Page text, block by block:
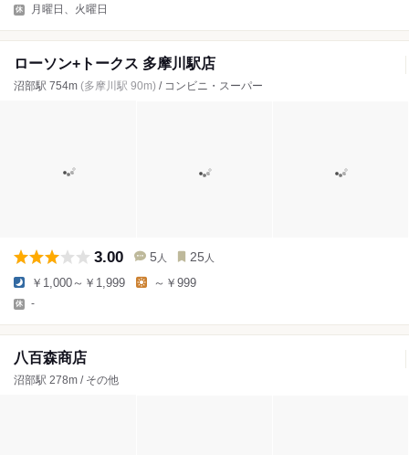
月曜日、火曜日
ローソン+トークス 多摩川駅店
沼部駅 754m (多摩川駅 90m) / コンビニ・スーパー
3.00 5 人 25 人
￥1,000～￥1,999 ～￥999
-
八百森商店
沼部駅 278m / その他